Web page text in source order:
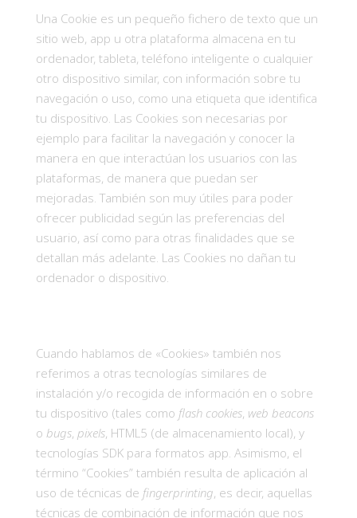
Una Cookie es un pequeño fichero de texto que un
sitio web, app u otra plataforma almacena en tu
ordenador, tableta, teléfono inteligente o cualquier
otro dispositivo similar, con información sobre tu
navegación o uso, como una etiqueta que identifica
tu dispositivo. Las Cookies son necesarias por
ejemplo para facilitar la navegación y conocer la
manera en que interactúan los usuarios con las
plataformas, de manera que puedan ser
mejoradas. También son muy útiles para poder
ofrecer publicidad según las preferencias del
usuario, así como para otras finalidades que se
detallan más adelante. Las Cookies no dañan tu
ordenador o dispositivo.
Cuando hablamos de «Cookies» también nos
referimos a otras tecnologías similares de
instalación y/o recogida de información en o sobre
tu dispositivo (tales como flash cookies, web beacons
o bugs, pixels, HTML5 (de almacenamiento local), y
tecnologías SDK para formatos app. Asimismo, el
término “Cookies” también resulta de aplicación al
uso de técnicas de fingerprinting, es decir, aquellas
técnicas de combinación de información que nos